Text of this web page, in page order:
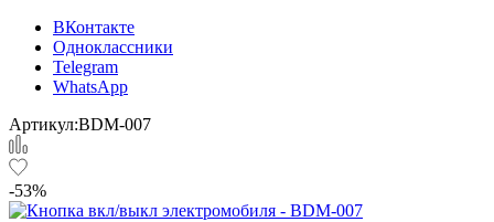
ВКонтакте
Одноклассники
Telegram
WhatsApp
Артикул:BDM-007
-53%